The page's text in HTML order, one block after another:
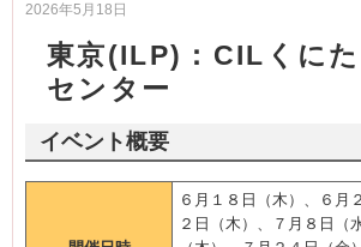
2026年5月18日
東京(ILP)：CILくに
センター
イベント概要
６月１８日（木）、６月
２日（木）、７月８日（